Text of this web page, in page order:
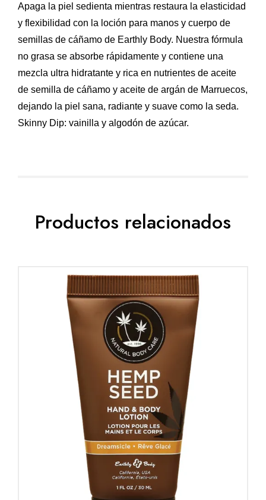
Apaga la piel sedienta mientras restaura la elasticidad
y flexibilidad con la loción para manos y cuerpo de
semillas de cáñamo de Earthly Body. Nuestra fórmula
no grasa se absorbe rápidamente y contiene una
mezcla ultra hidratante y rica en nutrientes de aceite
de semilla de cáñamo y aceite de argán de Marruecos,
dejando la piel sana, radiante y suave como la seda.
Skinny Dip: vainilla y algodón de azúcar.
Productos relacionados